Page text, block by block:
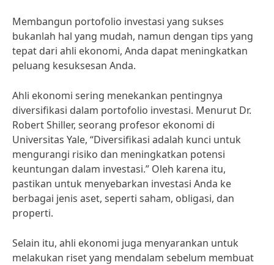
Membangun portofolio investasi yang sukses
bukanlah hal yang mudah, namun dengan tips yang
tepat dari ahli ekonomi, Anda dapat meningkatkan
peluang kesuksesan Anda.
Ahli ekonomi sering menekankan pentingnya
diversifikasi dalam portofolio investasi. Menurut Dr.
Robert Shiller, seorang profesor ekonomi di
Universitas Yale, “Diversifikasi adalah kunci untuk
mengurangi risiko dan meningkatkan potensi
keuntungan dalam investasi.” Oleh karena itu,
pastikan untuk menyebarkan investasi Anda ke
berbagai jenis aset, seperti saham, obligasi, dan
properti.
Selain itu, ahli ekonomi juga menyarankan untuk
melakukan riset yang mendalam sebelum membuat